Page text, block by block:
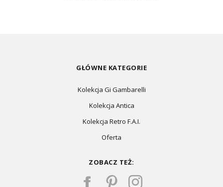
GŁÓWNE KATEGORIE
Kolekcja Gi Gambarelli
Kolekcja Antica
Kolekcja Retro F.A.I.
Oferta
ZOBACZ TEŻ: